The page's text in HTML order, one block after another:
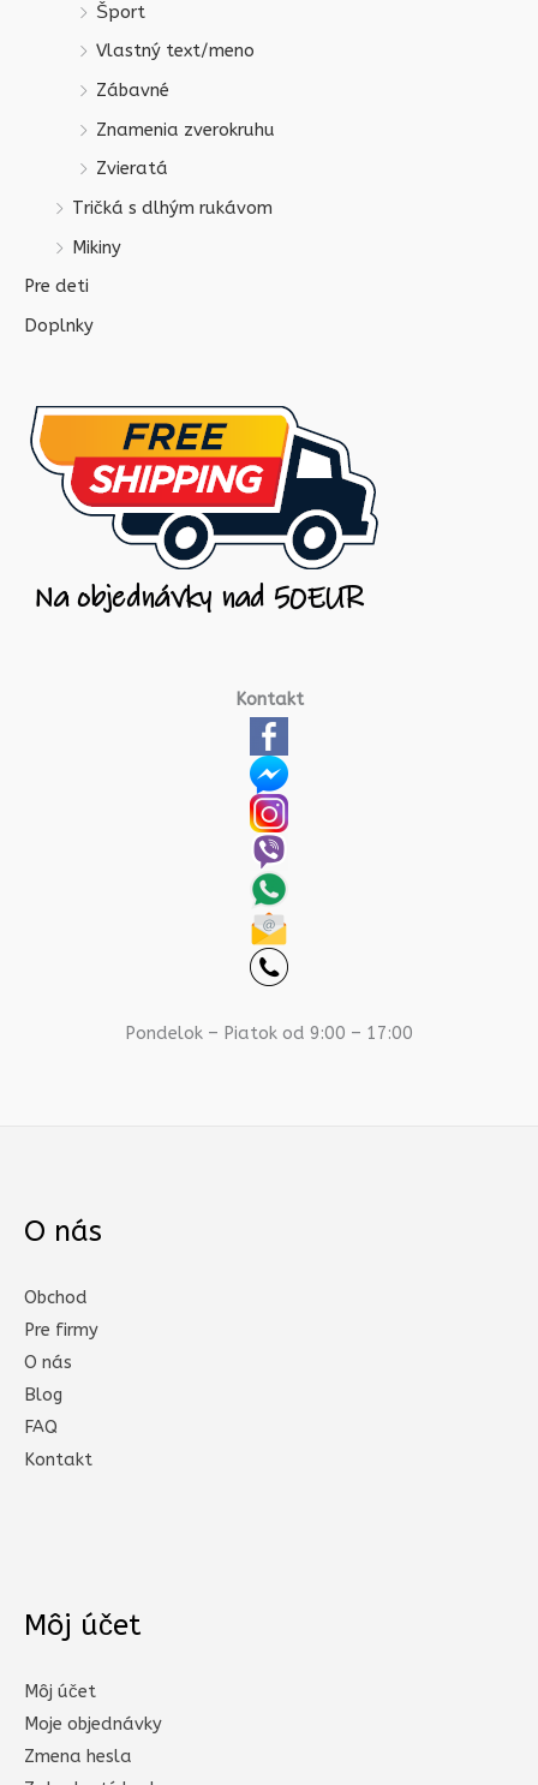
Šport
Vlastný text/meno
Zábavné
Znamenia zverokruhu
Zvieratá
Tričká s dlhým rukávom
Mikiny
Pre deti
Doplnky
Kontakt
Pondelok – Piatok od 9:00 – 17:00
O nás
Obchod
Pre firmy
O nás
Blog
FAQ
Kontakt
Môj účet
Môj účet
Moje objednávky
Zmena hesla